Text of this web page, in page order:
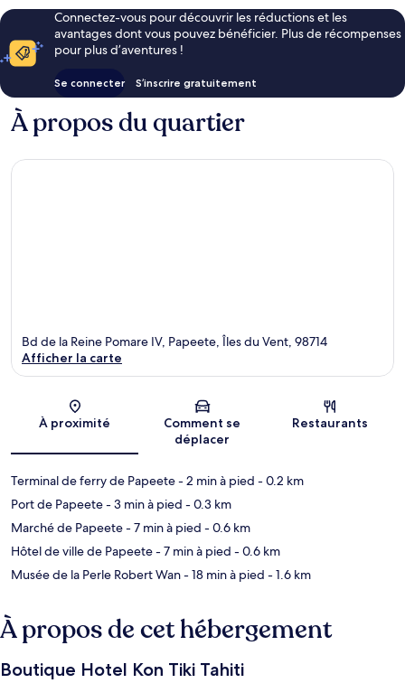
Connectez-vous pour découvrir les réductions et les
avantages dont vous pouvez bénéficier. Plus de récompenses
pour plus d’aventures !
Se connecter S’inscrire gratuitement
À propos du quartier
Carte
Bd de la Reine Pomare IV, Papeete, Îles du Vent, 98714
Afficher la carte
À proximité
Comment se
déplacer
Restaurants
Terminal de ferry de Papeete- 2 min à pied - 0.2 km
Port de Papeete- 3 min à pied - 0.3 km
Marché de Papeete- 7 min à pied - 0.6 km
Hôtel de ville de Papeete- 7 min à pied - 0.6 km
Musée de la Perle Robert Wan- 18 min à pied - 1.6 km
À propos de cet hébergement
Boutique Hotel Kon Tiki Tahiti